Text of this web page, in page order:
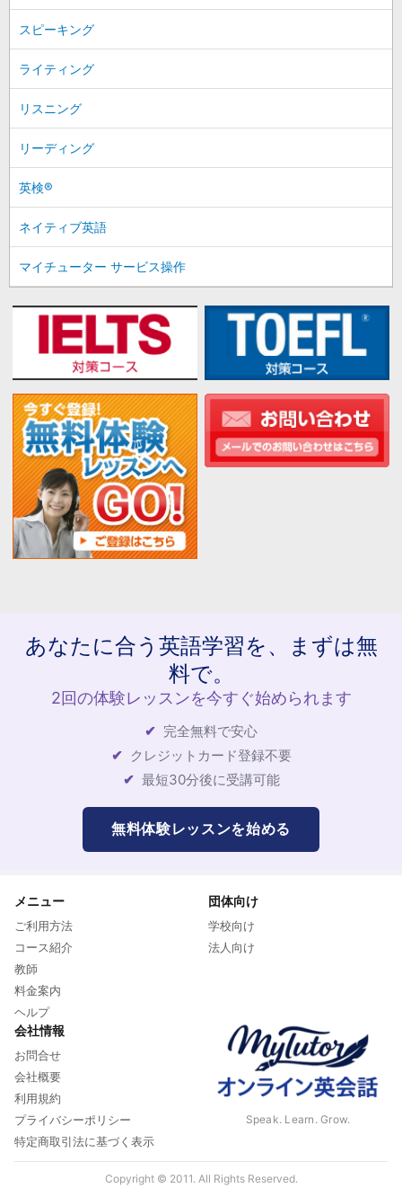
スピーキング
ライティング
リスニング
リーディング
英検®
ネイティブ英語
マイチューター サービス操作
あなたに合う英語学習を、まずは無
料で。
2回の体験レッスンを今すぐ始められます
完全無料で安心
クレジットカード登録不要
最短30分後に受講可能
無料体験レッスンを始める
メニュー
ご利用方法
コース紹介
教師
料金案内
ヘルプ
団体向け
学校向け
法人向け
会社情報
お問合せ
会社概要
利用規約
プライバシーポリシー
特定商取引法に基づく表示
Speak. Learn. Grow.
Copyright © 2011. All Rights Reserved.